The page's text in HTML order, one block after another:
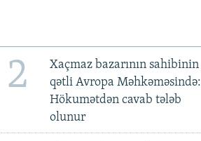
2
Xaçmaz bazarının sahibinin
qətli Avropa Məhkəməsində:
Hökumətdən cavab tələb
olunur